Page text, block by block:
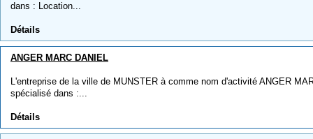
dans : Location...
Détails
ANGER MARC DANIEL
L'entreprise de la ville de MUNSTER à comme nom d'activité ANGER
spécialisé dans :...
Détails